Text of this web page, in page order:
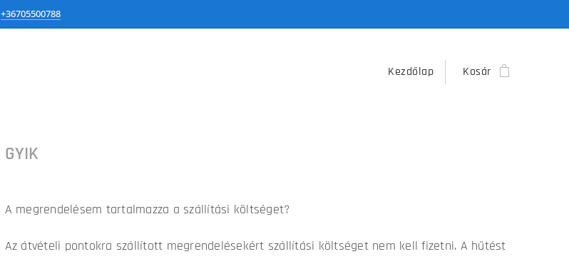
+36705500788
Kezdőlap Kosár
GYIK
A megrendelésem tartalmazza a szállítási költséget?
Az átvételi pontokra szállított megrendelésekért szállítási költséget nem kell fizetni. A hűtést